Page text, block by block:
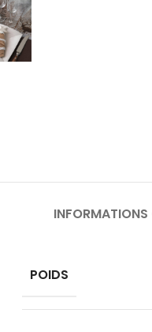
INFORMATIONS
POIDS